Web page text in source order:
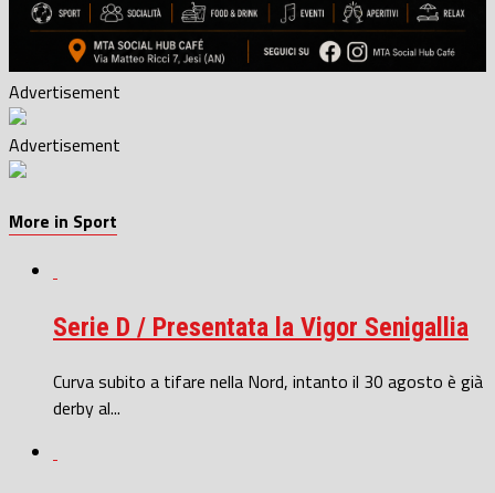
Advertisement
Advertisement
More in Sport
Serie D / Presentata la Vigor Senigallia
Curva subito a tifare nella Nord, intanto il 30 agosto è già
derby al...